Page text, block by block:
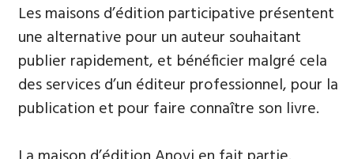
Les maisons d’édition participative présentent
une alternative pour un auteur souhaitant
publier rapidement, et bénéficier malgré cela
des services d’un éditeur professionnel, pour la
publication et pour faire connaître son livre.